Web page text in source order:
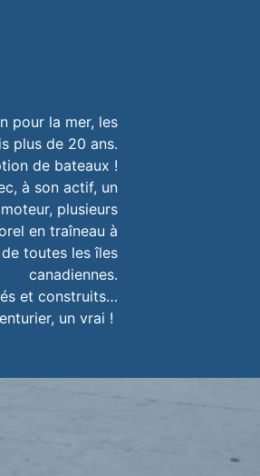
pour la mer, les
plus de 20 ans.
de bateaux !
à son actif, un
plusieurs
en traîneau à
toutes les îles
canadiennes.
et construits…
un vrai !